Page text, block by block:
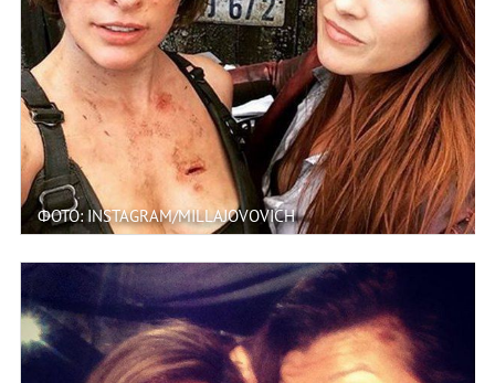
ФОТО: INSTAGRAM/MILLAJOVOVICH